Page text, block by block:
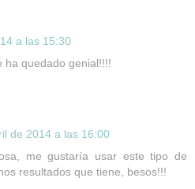
a las 15:30
ha quedado genial!!!!
de 2014 a las 16:00
me gustaría usar este tipo de
resultados que tiene, besos!!!